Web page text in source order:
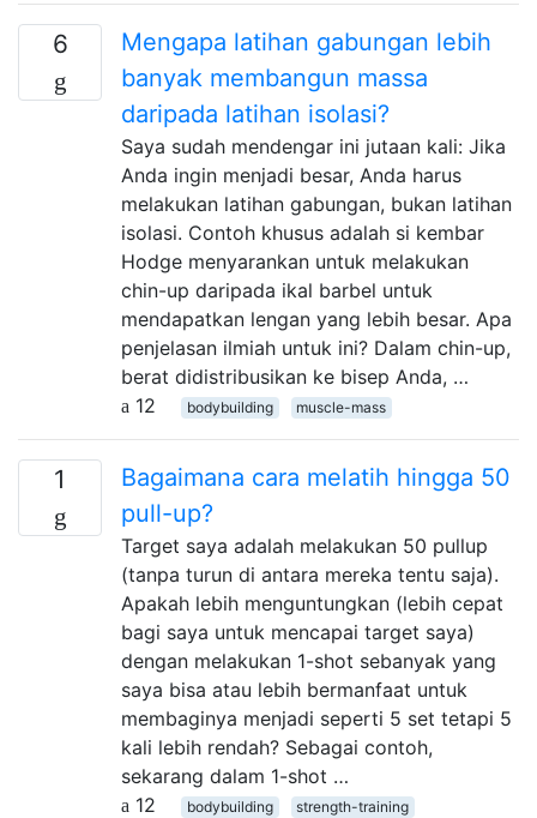
6
Mengapa latihan gabungan lebih
banyak membangun massa
daripada latihan isolasi?
Saya sudah mendengar ini jutaan kali: Jika
Anda ingin menjadi besar, Anda harus
melakukan latihan gabungan, bukan latihan
isolasi. Contoh khusus adalah si kembar
Hodge menyarankan untuk melakukan
chin-up daripada ikal barbel untuk
mendapatkan lengan yang lebih besar. Apa
penjelasan ilmiah untuk ini? Dalam chin-up,
berat didistribusikan ke bisep Anda, …
12
bodybuilding muscle-mass
1
Bagaimana cara melatih hingga 50
pull-up?
Target saya adalah melakukan 50 pullup
(tanpa turun di antara mereka tentu saja).
Apakah lebih menguntungkan (lebih cepat
bagi saya untuk mencapai target saya)
dengan melakukan 1-shot sebanyak yang
saya bisa atau lebih bermanfaat untuk
membaginya menjadi seperti 5 set tetapi 5
kali lebih rendah? Sebagai contoh,
sekarang dalam 1-shot …
12
bodybuilding strength-training